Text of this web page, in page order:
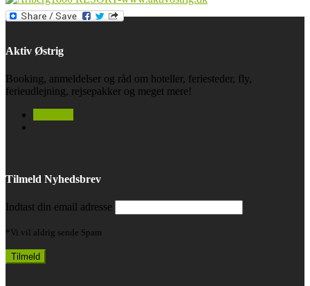
Aktiv Østrig
Booking, anmeldelser og råd om hoteller, feriesteder, fly,
ferieudlejning, rejsepakker og meget mere!
Tilmeld Nyhedsbrev
Indtast din email adresse
*Vi vil aldrig sende Spam